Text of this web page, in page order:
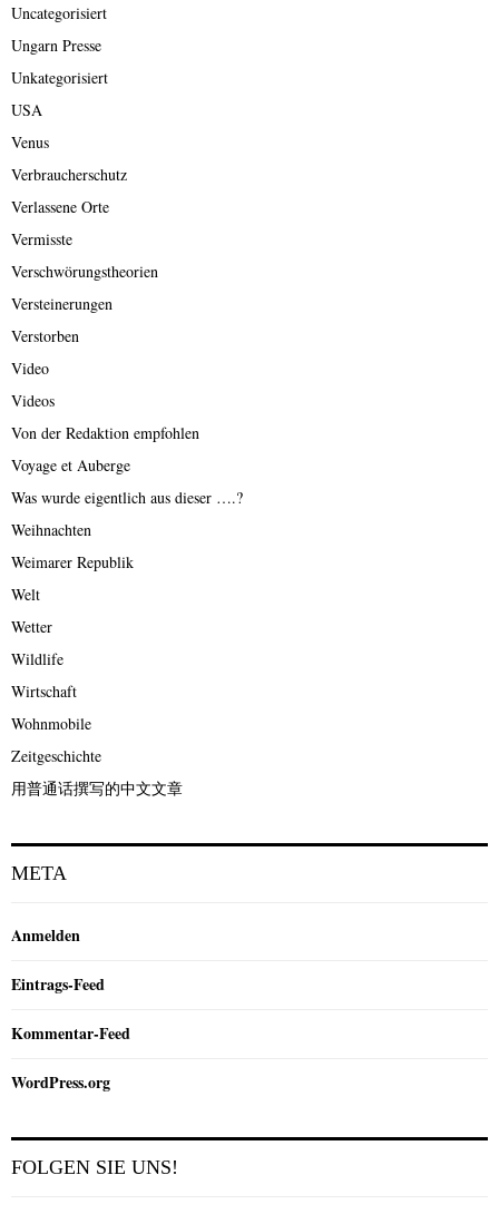
Uncategorisiert
Ungarn Presse
Unkategorisiert
USA
Venus
Verbraucherschutz
Verlassene Orte
Vermisste
Verschwörungstheorien
Versteinerungen
Verstorben
Video
Videos
Von der Redaktion empfohlen
Voyage et Auberge
Was wurde eigentlich aus dieser ….?
Weihnachten
Weimarer Republik
Welt
Wetter
Wildlife
Wirtschaft
Wohnmobile
Zeitgeschichte
用普通话撰写的中文文章
META
Anmelden
Eintrags-Feed
Kommentar-Feed
WordPress.org
FOLGEN SIE UNS!